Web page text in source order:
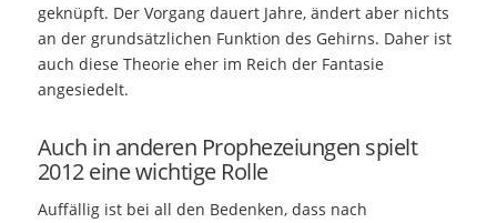
geknüpft. Der Vorgang dauert Jahre, ändert aber nichts
an der grundsätzlichen Funktion des Gehirns. Daher ist
auch diese Theorie eher im Reich der Fantasie
angesiedelt.
Auch in anderen Prophezeiungen spielt
2012 eine wichtige Rolle
Auffällig ist bei all den Bedenken, dass nach